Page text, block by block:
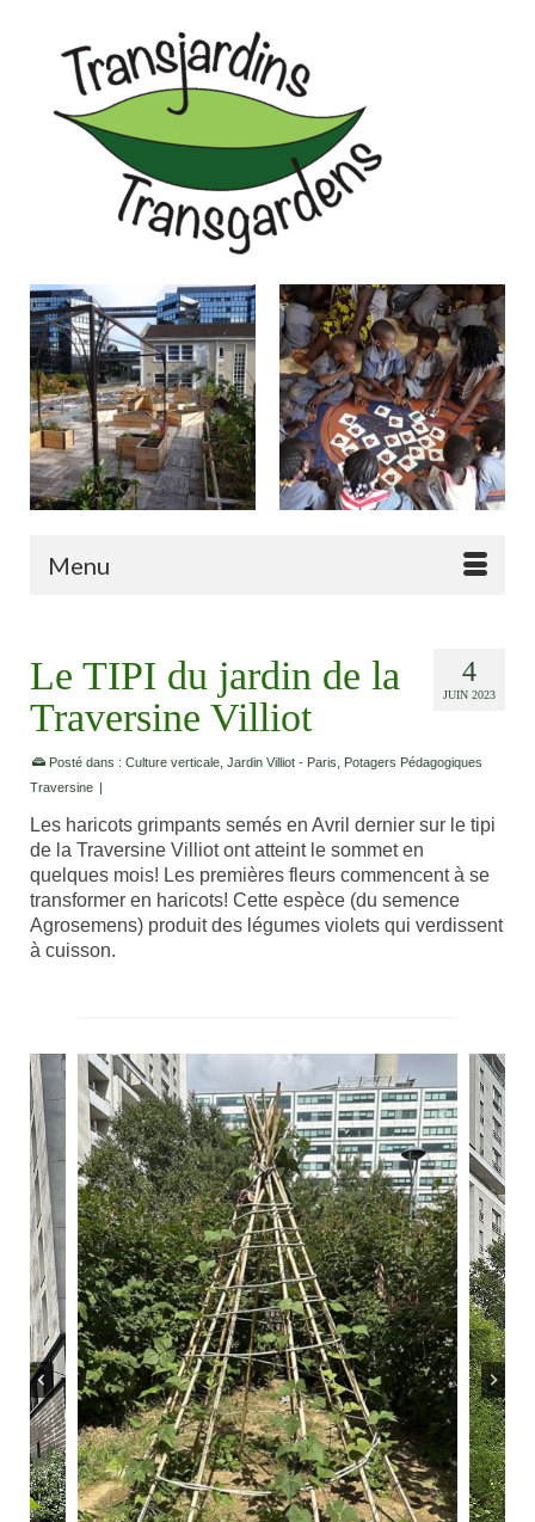
Menu
4
JUIN 2023
Le TIPI du jardin de la
Traversine Villiot
Posté dans : Culture verticale Jardin Villiot - Paris
Potagers Pédagogiques
Traversine |
Les haricots grimpants semés en Avril dernier sur le tipi
de la Traversine Villiot ont atteint le sommet en
quelques mois! Les premières fleurs commencent à se
transformer en haricots! Cette espèce (du semence
Agrosemens) produit des légumes violets qui verdissent
à cuisson.